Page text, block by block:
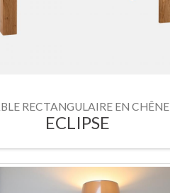
RECTANGULAIRE EN CHÊNE
ECLIPSE